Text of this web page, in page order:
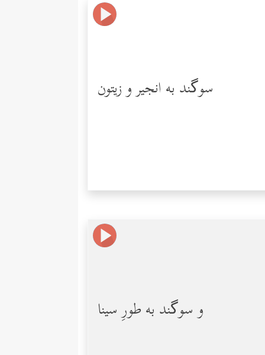
سوگند به انجیر و زیتون
و سوگند به طورِ سینا